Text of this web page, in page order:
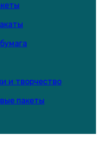
и творчество
пакеты